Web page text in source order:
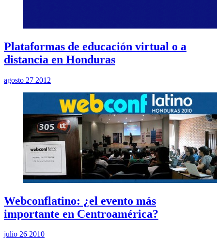
Plataformas de educación virtual o a
distancia en Honduras
agosto 27 2012
Webconflatino: ¿el evento más
importante en Centroamérica?
julio 26 2010